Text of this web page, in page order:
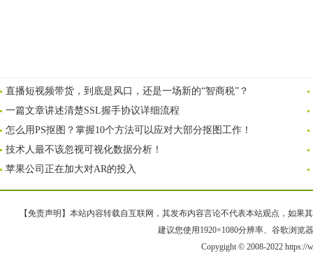
直播短视频带货，到底是风口，还是一场新的“智商税”？
一篇文章讲述清楚SSL握手协议详细流程
怎么用PS抠图？掌握10个方法可以应对大部分抠图工作！
技术人最不该忽视可视化数据分析！
苹果公司正在加大对AR的投入
【免责声明】本站内容转载自互联网，其发布内容言论不代表本站观点，如果
建议您使用1920×1080分辨率、谷歌浏览
Copygight © 2008-2022 https://